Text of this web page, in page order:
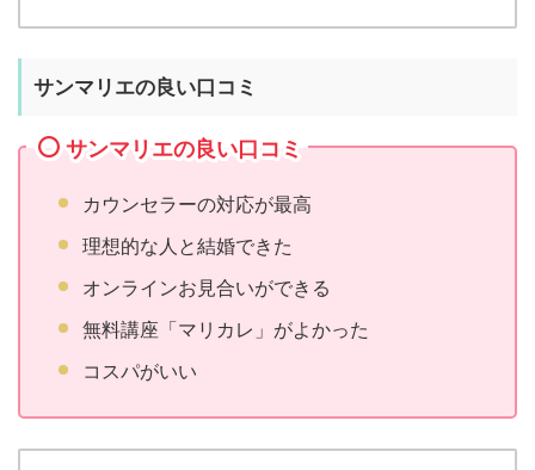
サンマリエの良い口コミ
サンマリエの良い口コミ
カウンセラーの対応が最高
理想的な人と結婚できた
オンラインお見合いができる
無料講座「マリカレ」がよかった
コスパがいい